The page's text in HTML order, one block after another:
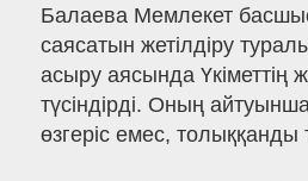
Балаева Мемлекет
саясатын жетілдіру
асыру аясында Үкіметтің
түсіндірді. Оның
өзгеріс емес,